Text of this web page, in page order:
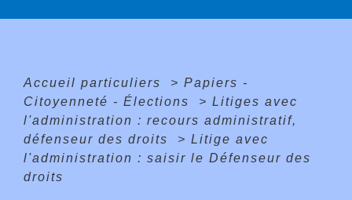
Accueil particuliers > Papiers -
Citoyenneté - Élections
> Litiges avec
l'administration : recours administratif,
défenseur des droits
> Litige avec
l'administration : saisir le Défenseur des
droits